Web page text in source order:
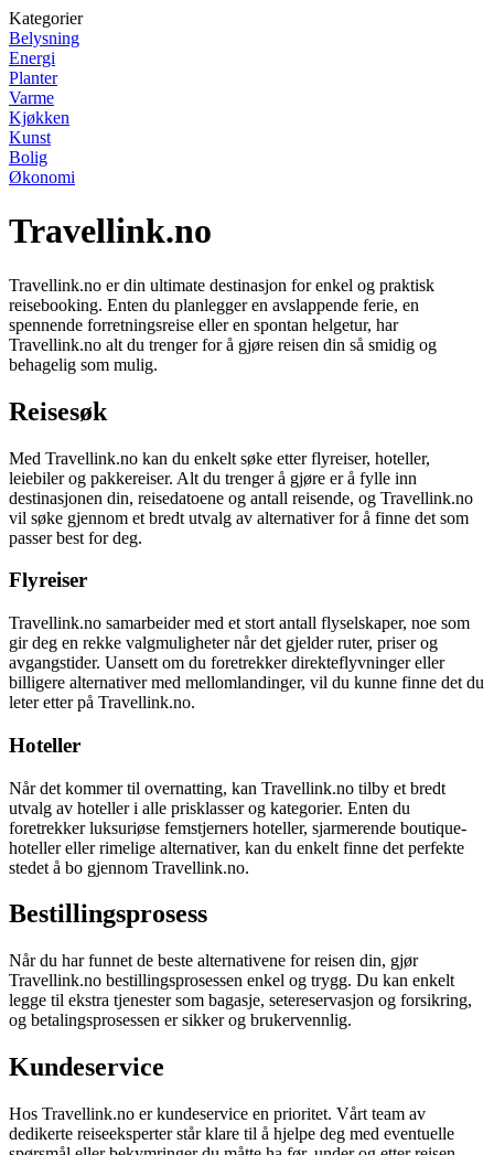
Kategorier
Belysning
Energi
Planter
Varme
Kjøkken
Kunst
Bolig
Økonomi
Travellink.no
Travellink.no er din ultimate destinasjon for enkel og praktisk
reisebooking. Enten du planlegger en avslappende ferie, en
spennende forretningsreise eller en spontan helgetur, har
Travellink.no alt du trenger for å gjøre reisen din så smidig og
behagelig som mulig.
Reisesøk
Med Travellink.no kan du enkelt søke etter flyreiser, hoteller,
leiebiler og pakkereiser. Alt du trenger å gjøre er å fylle inn
destinasjonen din, reisedatoene og antall reisende, og Travellink.no
vil søke gjennom et bredt utvalg av alternativer for å finne det som
passer best for deg.
Flyreiser
Travellink.no samarbeider med et stort antall flyselskaper, noe som
gir deg en rekke valgmuligheter når det gjelder ruter, priser og
avgangstider. Uansett om du foretrekker direkteflyvninger eller
billigere alternativer med mellomlandinger, vil du kunne finne det du
leter etter på Travellink.no.
Hoteller
Når det kommer til overnatting, kan Travellink.no tilby et bredt
utvalg av hoteller i alle prisklasser og kategorier. Enten du
foretrekker luksuriøse femstjerners hoteller, sjarmerende boutique-
hoteller eller rimelige alternativer, kan du enkelt finne det perfekte
stedet å bo gjennom Travellink.no.
Bestillingsprosess
Når du har funnet de beste alternativene for reisen din, gjør
Travellink.no bestillingsprosessen enkel og trygg. Du kan enkelt
legge til ekstra tjenester som bagasje, setereservasjon og forsikring,
og betalingsprosessen er sikker og brukervennlig.
Kundeservice
Hos Travellink.no er kundeservice en prioritet. Vårt team av
dedikerte reiseeksperter står klare til å hjelpe deg med eventuelle